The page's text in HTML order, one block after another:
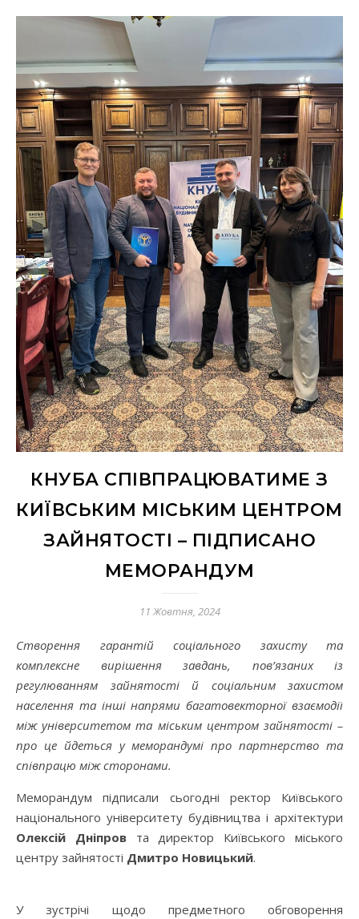
КНУБА СПІВПРАЦЮВАТИМЕ З
КИЇВСЬКИМ МІСЬКИМ ЦЕНТРОМ
ЗАЙНЯТОСТІ – ПІДПИСАНО
МЕМОРАНДУМ
11 Жовтня, 2024
Створення гарантій соціального захисту та
комплексне вирішення завдань, пов’язаних із
регулюванням зайнятості й соціальним захистом
населення та інші напрями багатовекторної взаємодії
між університетом та міським центром зайнятості –
про це йдеться у меморандумі про партнерство та
співпрацю між сторонами.
Меморандум підписали сьогодні ректор Київського
національного університету будівництва і архітектури
Олексій Дніпровта директор Київського міського
центру зайнятості Дмитро Новицький.
У зустрічі щодо предметного обговорення